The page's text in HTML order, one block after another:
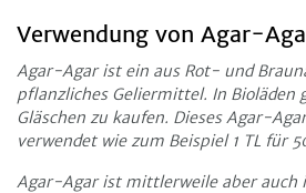
Verwendung von Agar-
Agar-Agar ist ein aus Rot- und
pflanzliches Geliermittel. In Bioläden
Gläschen zu kaufen. Dieses Agar-
verwendet wie zum Beispiel 1 TL für
Agar-Agar ist mittlerweile aber auch